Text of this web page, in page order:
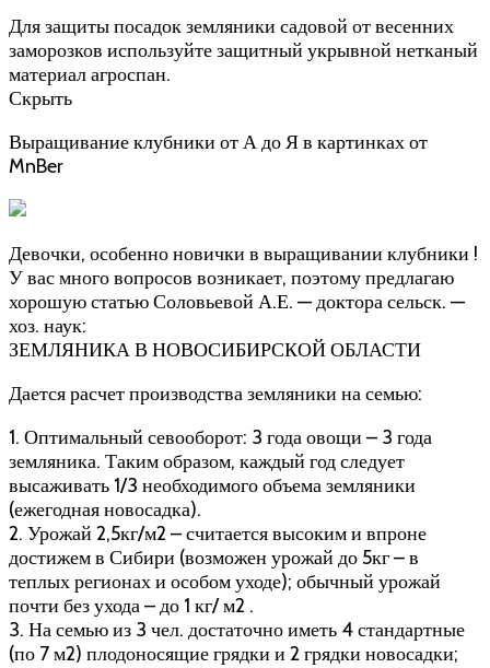
Для защиты посадок земляники садовой от весенних
заморозков используйте защитный укрывной нетканый
материал агроспан.
Скрыть
Выращивание клубники от А до Я в картинках от
MnBer
Девочки, особенно новички в выращивании клубники !
У вас много вопросов возникает, поэтому предлагаю
хорошую статью Соловьевой А.Е. — доктора сельск. —
хоз. наук:
ЗЕМЛЯНИКА В НОВОСИБИРСКОЙ ОБЛАСТИ
Дается расчет производства земляники на семью:
1. Оптимальный севооборот: 3 года овощи – 3 года
земляника. Таким образом, каждый год следует
высаживать 1/3 необходимого объема земляники
(ежегодная новосадка).
2. Урожай 2,5кг/м2 – считается высоким и впроне
достижем в Сибири (возможен урожай до 5кг – в
теплых регионах и особом уходе); обычный урожай
почти без ухода – до 1 кг/ м2 .
3. На семью из 3 чел. достаточно иметь 4 стандартные
(по 7 м2) плодоносящие грядки и 2 грядки новосадки;